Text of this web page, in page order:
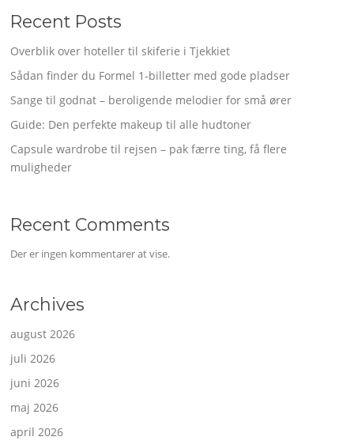
Recent Posts
Overblik over hoteller til skiferie i Tjekkiet
Sådan finder du Formel 1-billetter med gode pladser
Sange til godnat – beroligende melodier for små ører
Guide: Den perfekte makeup til alle hudtoner
Capsule wardrobe til rejsen – pak færre ting, få flere
muligheder
Recent Comments
Der er ingen kommentarer at vise.
Archives
august 2026
juli 2026
juni 2026
maj 2026
april 2026